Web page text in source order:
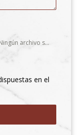
Ningún archivo seleccionado
en el